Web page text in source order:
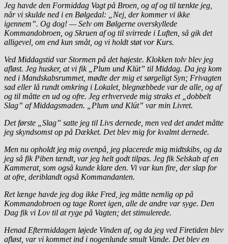
Jeg havde den Formiddag Vagt på Broen, og af og til tænkte jeg,
når vi skulde ned i en Bølgedal: „Nej, der kommer vi ikke
igennem”. Og dog! — Selv om Bølgerne overskyllede
Kommandobroen, og Skruen af og til svirrede i Luften, så gik det
alligevel, om end kun småt, og vi holdt støt vor Kurs.
Ved Middagstid var Stormen på det højeste. Klokken tolv blev jeg
afløst. Jeg husker, at vi fik „Plum und Klüt” til Middag. Da jeg kom
ned i Mandskabsrummet, mødte der mig et sørgeligt Syn; Frivagten
sad eller lå rundt omkring i Lokalet, blegnæbbede var de alle, og af
og til måtte en ud og ofre. Jeg erhvervede mig straks et „dobbelt
Slag” af Middagsmaden. „Plum und Klüt” var min Livret.
Det første „Slag” satte jeg til Livs dernede, men ved det andet måtte
jeg skyndsomst op på Dækket. Det blev mig for kvalmt dernede.
Men nu opholdt jeg mig ovenpå, jeg placerede mig midtskibs, og da
jeg så fik Piben tændt, var jeg helt godt tilpas. Jeg fik Selskab af en
Kammerat, som også kunde klare den. Vi var kun fire, der slap for
at ofre, deriblandt også Kommandanten.
Ret længe havde jeg dog ikke Fred, jeg måtte nemlig op på
Kommandobroen og tage Roret igen, alle de andre var syge. Den
Dag fik vi Lov til at ryge på Vagten; det stimulerede.
Henad Eftermiddagen løjede Vinden af, og da jeg ved Firetiden blev
afløst, var vi kommet ind i nogenlunde smult Vande. Det blev en